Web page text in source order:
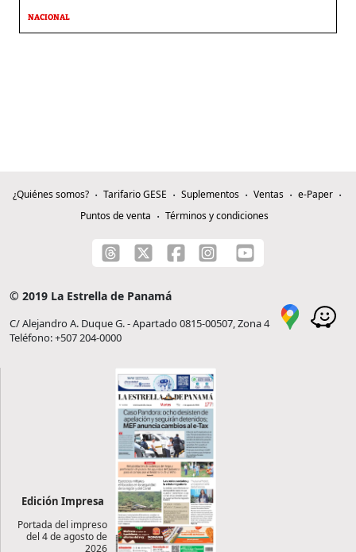
NACIONAL
¿Quiénes somos? Tarifario GESE Suplementos Ventas
e-Paper
Puntos de venta
Términos y condiciones
© 2019 La Estrella de Panamá
C/ Alejandro A. Duque G. - Apartado 0815-00507, Zona 4
Teléfono: +507 204-0000
Edición Impresa
Portada del impreso
del 4 de agosto de
2026